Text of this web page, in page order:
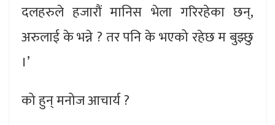
दलहरुले हजारौं मानिस भेला गरिरहेका छन्,
अरुलाई के भन्ने ? तर पनि के भएको रहेछ म बुझ्छु
।’
को हुन् मनोज आचार्य ?